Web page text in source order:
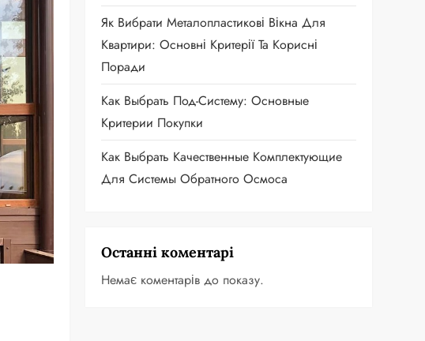
Як Вибрати Металопластикові Вікна Для
Квартири: Основні Критерії Та Корисні
Поради
Как Выбрать Под-Систему: Основные
Критерии Покупки
Как Выбрать Качественные Комплектующие
Для Системы Обратного Осмоса
Останні коментарі
Немає коментарів до показу.